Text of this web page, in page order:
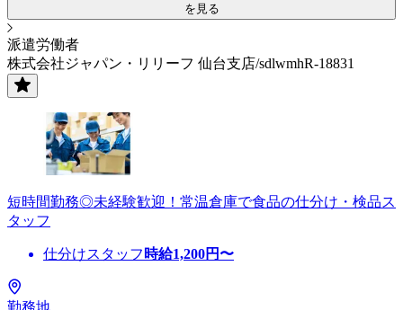
を見る
派遣労働者
株式会社ジャパン・リリーフ 仙台支店/sdlwmhR-18831
短時間勤務◎未経験歓迎！常温倉庫で食品の仕分け・検品ス
タッフ
仕分けスタッフ 時給1,200円〜
勤務地